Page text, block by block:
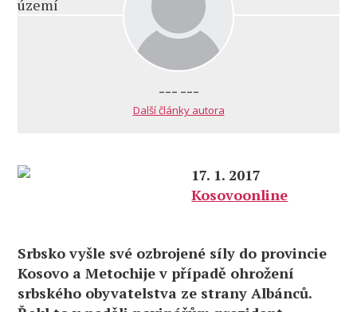
--- ---
Další články autora
17. 1. 2017
Kosovoonline
Srbsko vyšle své ozbrojené síly do provincie
Kosovo a Metochije v případě ohrožení
srbského obyvatelstva ze strany Albánců.